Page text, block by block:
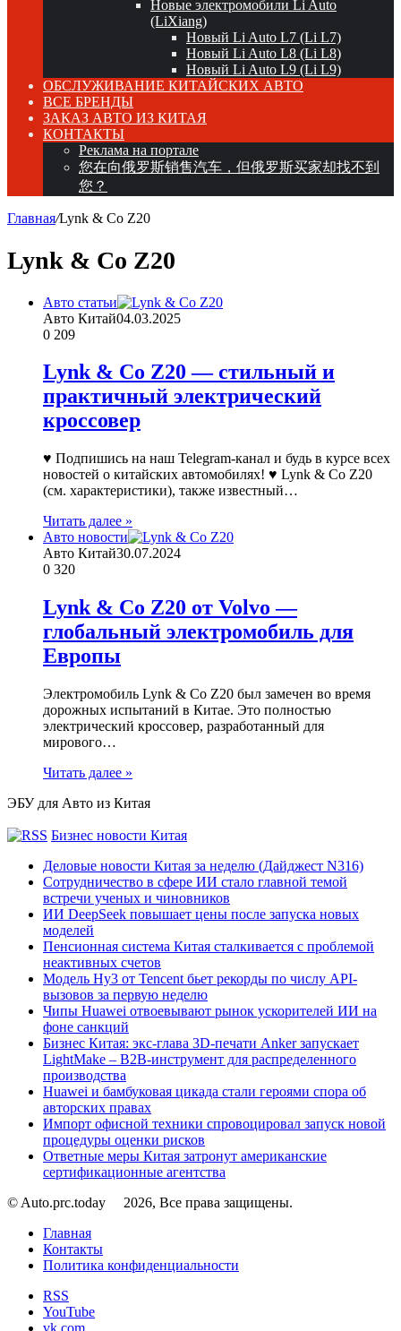
Новые электромобили Li Auto
(LiXiang)
Новый Li Auto L7 (Li L7)
Новый Li Auto L8 (Li L8)
Новый Li Auto L9 (Li L9)
ОБСЛУЖИВАНИЕ КИТАЙСКИХ АВТО
ВСЕ БРЕНДЫ
ЗАКАЗ АВТО ИЗ КИТАЯ
КОНТАКТЫ
Реклама на портале
您在向俄罗斯销售汽车，但俄罗斯买家却找不到
您？
Главная/Lynk & Co Z20
Lynk & Co Z20
Авто статьи
Авто Китай04.03.2025
0 209
Lynk & Co Z20 — стильный и
практичный электрический
кроссовер
♥ Подпишись на наш Telegram-канал и будь в курсе всех
новостей о китайских автомобилях! ♥ Lynk & Co Z20
(см. характеристики), также известный…
Читать далее »
Авто новости
Авто Китай30.07.2024
0 320
Lynk & Co Z20 от Volvo —
глобальный электромобиль для
Европы
Электромобиль Lynk & Co Z20 был замечен во время
дорожных испытаний в Китае. Это полностью
электрический кроссовер, разработанный для
мирового…
Читать далее »
ЭБУ для Авто из Китая
Бизнес новости Китая
Деловые новости Китая за неделю (Дайджест N316)
Сотрудничество в сфере ИИ стало главной темой
встречи ученых и чиновников
ИИ DeepSeek повышает цены после запуска новых
моделей
Пенсионная система Китая сталкивается с проблемой
неактивных счетов
Модель Hy3 от Tencent бьет рекорды по числу API-
вызовов за первую неделю
Чипы Huawei отвоевывают рынок ускорителей ИИ на
фоне санкций
Бизнес Китая: экс-глава 3D-печати Anker запускает
LightMake – B2B-инструмент для распределенного
производства
Huawei и бамбуковая цикада стали героями спора об
авторских правах
Импорт офисной техники спровоцировал запуск новой
процедуры оценки рисков
Ответные меры Китая затронут американские
сертификационные агентства
© Auto.prc.today
2026, Все права защищены.
Главная
Контакты
Политика конфиденциальности
RSS
YouTube